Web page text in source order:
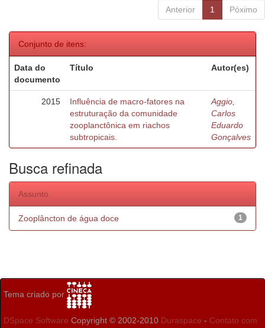
Anterior 1 Póximo
Conjunto de itens:
Data do
documento
Título Autor(es)
2015
Influência de macro-fatores na
estruturação da comunidade
zooplanctônica em riachos
subtropicais.
Aggio,
Carlos
Eduardo
Gonçalves
Busca refinada
Assunto
1
Zooplâncton de água doce
Tema criado por
DSpace Software Copyright © 2002-2010 Duraspace - Contato com